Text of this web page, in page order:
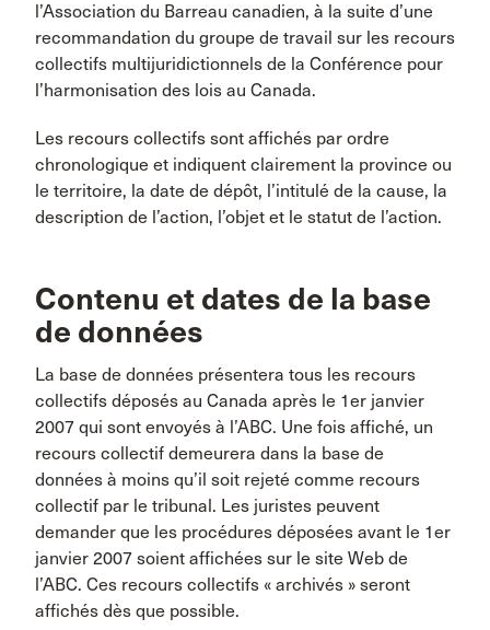
l’Association du Barreau canadien, à la suite d’une
recommandation du groupe de travail sur les recours
collectifs multijuridictionnels de la Conférence pour
l’harmonisation des lois au Canada.
Les recours collectifs sont affichés par ordre
chronologique et indiquent clairement la province ou
le territoire, la date de dépôt, l’intitulé de la cause, la
description de l’action, l’objet et le statut de l’action.
Contenu et dates de la base
de données
La base de données présentera tous les recours
collectifs déposés au Canada après le 1er janvier
2007 qui sont envoyés à l’ABC. Une fois affiché, un
recours collectif demeurera dans la base de
données à moins qu’il soit rejeté comme recours
collectif par le tribunal. Les juristes peuvent
demander que les procédures déposées avant le 1er
janvier 2007 soient affichées sur le site Web de
l’ABC. Ces recours collectifs « archivés » seront
affichés dès que possible.